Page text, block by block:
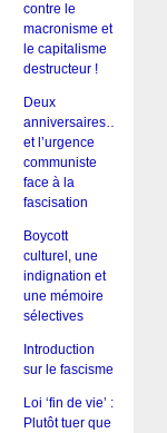
contre le
macronisme et
le capitalisme
destructeur !
Deux
anniversaires…
et l’urgence
communiste
face à la
fascisation
Boycott
culturel, une
indignation et
une mémoire
sélectives
Introduction
sur le fascisme
Loi ‘fin de vie’ :
Plutôt tuer que